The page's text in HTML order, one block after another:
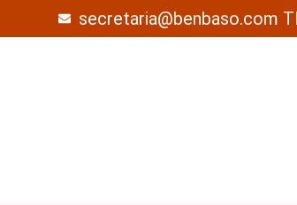
secretaria@benbaso.com